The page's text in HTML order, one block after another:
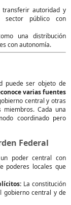
transferir autoridad y
sector público con
una distribución
con autonomía.
puede ser objeto de
varias fuentes
central y otras
Cada una
coordinado pero
Federal
poder central con
poderes locales que
La constitución
gobierno central y de